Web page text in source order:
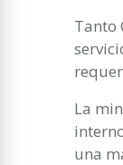
Tanto
La
una